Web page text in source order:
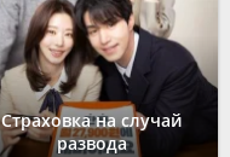
Страховка на случай
развода